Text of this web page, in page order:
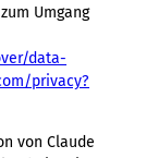
Umgang
data-
privacy?
von Claude